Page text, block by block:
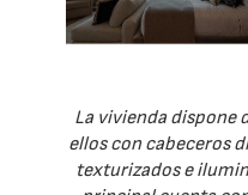
La vivienda dispone
ellos con cabeceros
texturizados e